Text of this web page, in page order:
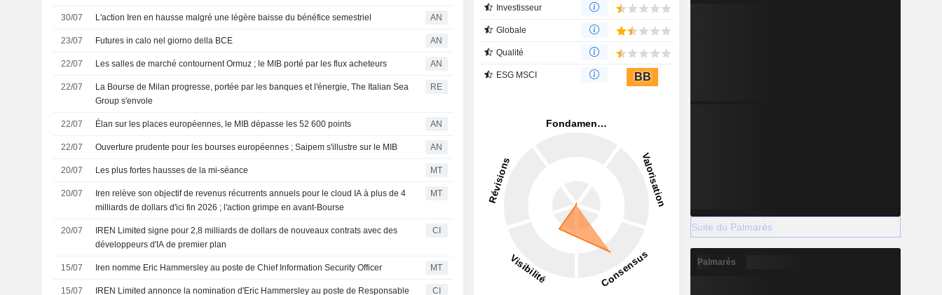
30/07 L'action Iren en hausse malgré une légère baisse du bénéfice semestriel AN
23/07 Futures in calo nel giorno della BCE AN
22/07 Les salles de marché contournent Ormuz ; le MIB porté par les flux acheteurs AN
22/07
La Bourse de Milan progresse, portée par les banques et l'énergie, The Italian Sea
Group s'envole
RE
22/07 Élan sur les places européennes, le MIB dépasse les 52 600 points AN
22/07 Ouverture prudente pour les bourses européennes ; Saipem s'illustre sur le MIB AN
20/07 Les plus fortes hausses de la mi-séance MT
20/07
Iren relève son objectif de revenus récurrents annuels pour le cloud IA à plus de 4
milliards de dollars d'ici fin 2026 ; l'action grimpe en avant-Bourse
MT
20/07
IREN Limited signe pour 2,8 milliards de dollars de nouveaux contrats avec des
développeurs d'IA de premier plan
CI
15/07 Iren nomme Eric Hammersley au poste de Chief Information Security Officer MT
15/07
IREN Limited annonce la nomination d'Eric Hammersley au poste de Responsable
CI
Investisseur
Globale
Qualité
ESG MSCI BB
Suite du Palmarès
Palmarès